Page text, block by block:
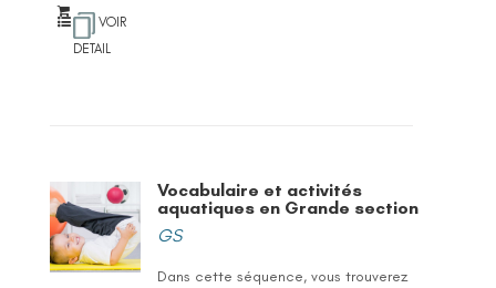
VOIR
DETAIL
Vocabulaire et activités
aquatiques en Grande section
GS
Dans cette séquence, vous trouverez